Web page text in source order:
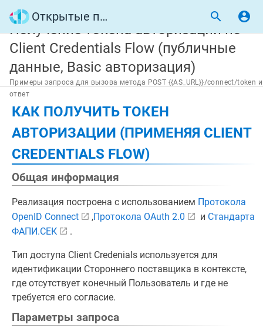
Открытые программные интерфейсы
Получение токена авторизации по
Client Credentials Flow (публичные
данные, Basic авторизация)
Примеры запроса для вызова метода POST {{AS_URL}}/connect/token и
ответ
КАК ПОЛУЧИТЬ ТОКЕН
АВТОРИЗАЦИИ (ПРИМЕНЯЯ CLIENT
CREDENTIALS FLOW)
Общая информация
Реализация построена с использованием Протокола
OpenID Connect
,Протокола OAuth 2.0 и Стандарта
ФАПИ.СЕК
.
Тип доступа Client Credenials используется для
идентификации Стороннего поставщика в контексте,
где отсутствует конечный Пользователь и где не
требуется его согласие.
Параметры запроса